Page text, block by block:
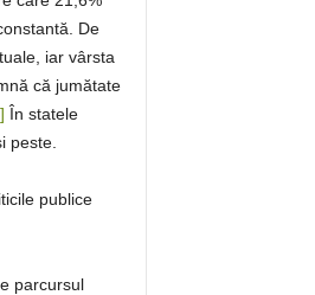
De
iar vârsta
că jumătate
În statele
peste.
publice
parcursul